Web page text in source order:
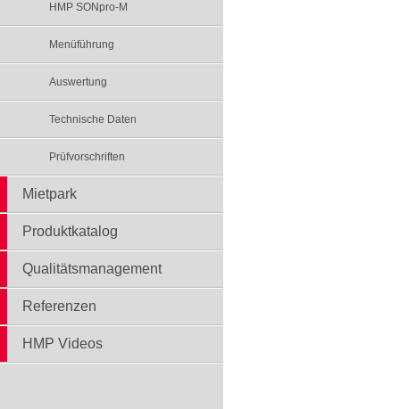
HMP SONpro-M
Menüführung
Auswertung
Technische Daten
Prüfvorschriften
Mietpark
Produktkatalog
Qualitätsmanagement
Referenzen
HMP Videos